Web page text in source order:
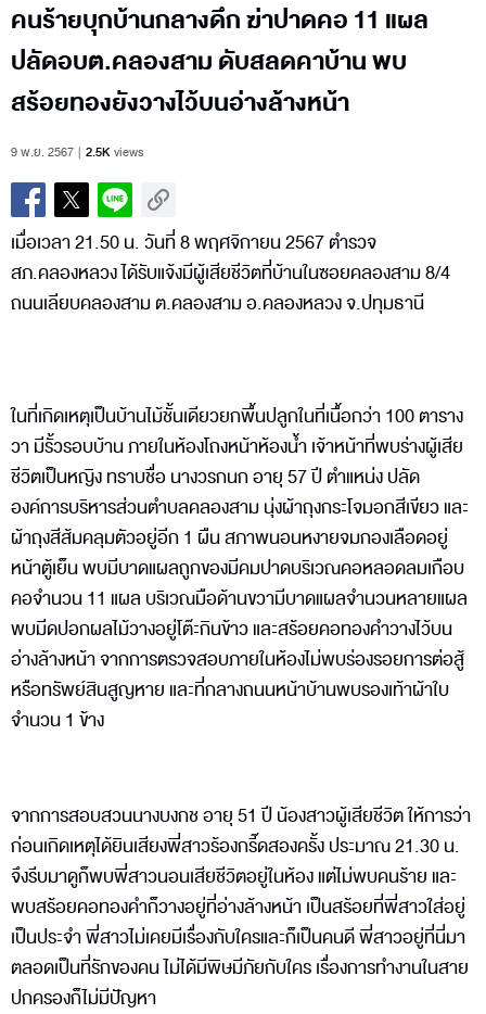
คนร้ายบุกบ้านกลางดึก ฆ่าปาดคอ 11 แผล
ปลัดอบต.คลองสาม ดับสลดคาบ้าน พบ
สร้อยทองยังวางไว้บนอ่างล้างหน้า
9 พ.ย. 2567 2.5Kviews
เมื่อเวลา 21.50 น. วันที่ 8 พฤศจิกายน 2567 ตำรวจ
สภ.คลองหลวง ได้รับแจ้งมีผู้เสียชีวิตที่บ้านในซอยคลองสาม 8/4
ถนนเลียบคลองสาม ต.คลองสาม อ.คลองหลวง จ.ปทุมธานี
ในที่เกิดเหตุเป็นบ้านไม้ชั้นเดียวยกพื้นปลูกในที่เนื้อกว่า 100 ตาราง
วา มีรั้วรอบบ้าน ภายในห้องโถงหน้าห้องน้ำ เจ้าหน้าที่พบร่างผู้เสีย
ชีวิตเป็นหญิง ทราบชื่อ นางวรกนก อายุ 57 ปี ตำแหน่ง ปลัด
องค์การบริหารส่วนตำบลคลองสาม นุ่งผ้าถุงกระโจมอกสีเขียว และ
ผ้าถุงสีส้มคลุมตัวอยู่อีก 1 ผืน สภาพนอนหงายจมกองเลือดอยู่
หน้าตู้เย็น พบมีบาดแผลถูกของมีคมปาดบริเวณคอหลอดลมเกือบ
คอจำนวน 11 แผล บริเวณมือด้านขวามีบาดแผลจำนวนหลายแผล
พบมีดปอกผลไม้วางอยู่โต๊ะกินข้าว และสร้อยคอทองคำวางไว้บน
อ่างล้างหน้า จากการตรวจสอบภายในห้องไม่พบร่องรอยการต่อสู้
หรือทรัพย์สินสูญหาย และที่กลางถนนหน้าบ้านพบรองเท้าผ้าใบ
จำนวน 1 ข้าง
จากการสอบสวนนางบงกช อายุ 51 ปี น้องสาวผู้เสียชีวิต ให้การว่า
ก่อนเกิดเหตุได้ยินเสียงพี่สาวร้องกรี๊ดสองครั้ง ประมาณ 21.30 น.
จึงรีบมาดูก็พบพี่สาวนอนเสียชีวิตอยู่ในห้อง แต่ไม่พบคนร้าย และ
พบสร้อยคอทองคำก็วางอยู่ที่อ่างล้างหน้า เป็นสร้อยที่พี่สาวใส่อยู่
เป็นประจำ พี่สาวไม่เคยมีเรื่องกับใครและก็เป็นคนดี พี่สาวอยู่ที่นี่มา
ตลอดเป็นที่รักของคน ไม่ได้มีพิษมีภัยกับใคร เรื่องการทำงานในสาย
ปกครองก็ไม่มีปัญหา